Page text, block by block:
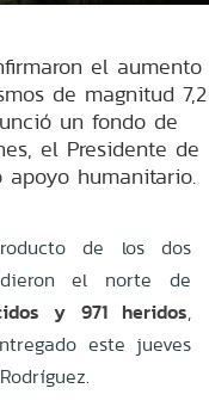
el aumento
de magnitud 7,2
un fondo de
el Presidente de
apoyo humanitario.
de los dos
el norte de
y 971 heridos,
este jueves